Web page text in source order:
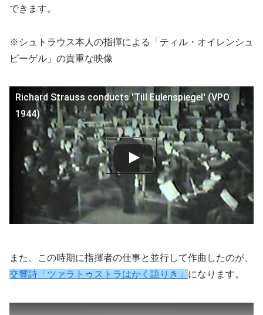
できます。
※シュトラウス本人の指揮による「ティル・オイレンシュ
ピーゲル」の貴重な映像
Richard Strauss conducts 'Till Eulenspiegel' (VPO
1944)
また、この時期に指揮者の仕事と並行して作曲したのが、
交響詩「ツァラトゥストラはかく語りき」 になります。